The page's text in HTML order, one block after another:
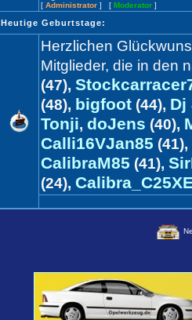
[ Administrator ] [ Moderator ]
Heutige Geburtstage:
Herzlichen
Mitglieder, die in den
(47),
(48), bigfoot (44), Dj
Tonji, doJens (40),
Calli16VJan85 (41),
CalibraM85 (41),
(24),